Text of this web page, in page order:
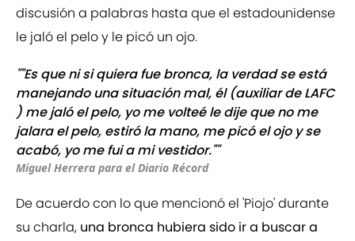
discusión a palabras hasta que el estadounidense
le jaló el pelo y le picó un ojo.
""Es que ni si quiera fue bronca, la verdad se está
manejando una situación mal, él (auxiliar de LAFC
) me jaló el pelo, yo me volteé le dije que no me
jalara el pelo, estiró la mano, me picó el ojo y se
acabó, yo me fui a mi vestidor.""
Miguel Herrera para el Diario Récord
De acuerdo con lo que mencionó el 'Piojo' durante
su charla, una bronca hubiera sido ir a buscar a